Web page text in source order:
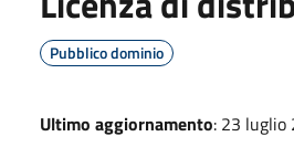
Pubblico dominio
Ultimo aggiornamento: 23 luglio